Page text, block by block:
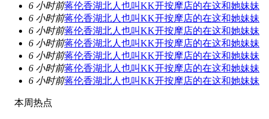
6 小时前蒋伦香湖北人也叫KK开按摩店的在这和她妹妹
6 小时前蒋伦香湖北人也叫KK开按摩店的在这和她妹妹
6 小时前蒋伦香湖北人也叫KK开按摩店的在这和她妹妹
6 小时前蒋伦香湖北人也叫KK开按摩店的在这和她妹妹
6 小时前蒋伦香湖北人也叫KK开按摩店的在这和她妹妹
6 小时前蒋伦香湖北人也叫KK开按摩店的在这和她妹妹
6 小时前蒋伦香湖北人也叫KK开按摩店的在这和她妹妹
本周热点